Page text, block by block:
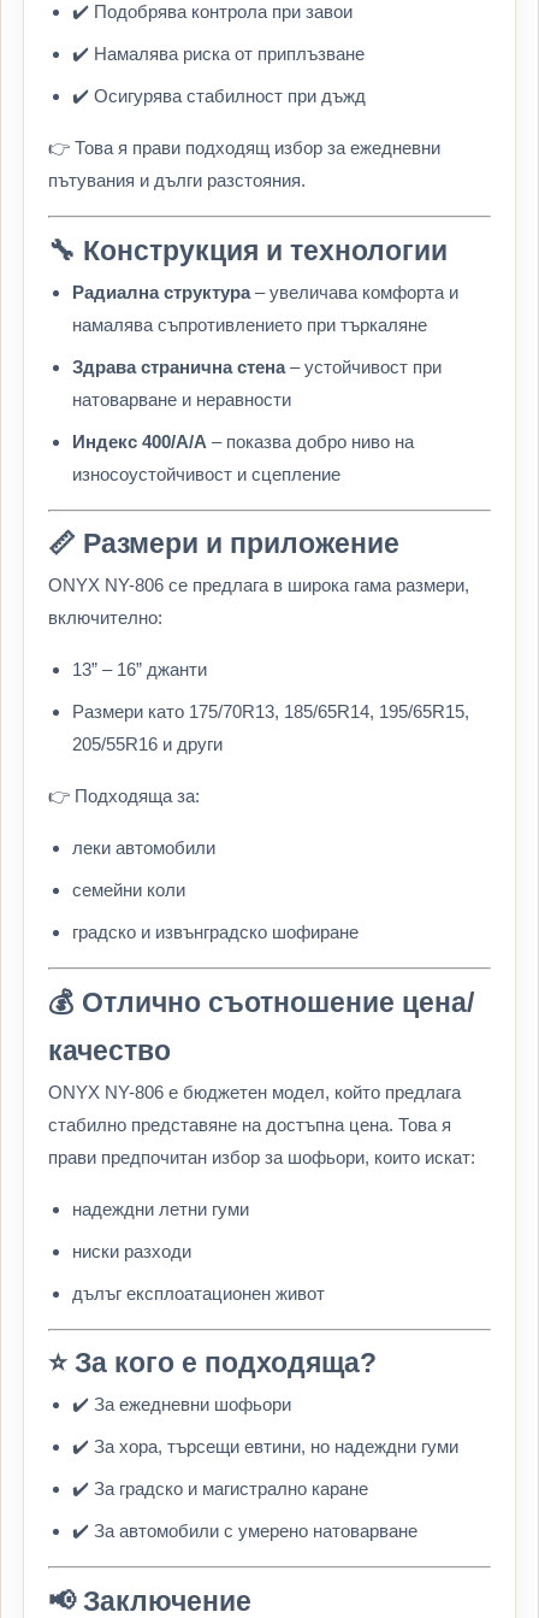
✔️ Подобрява контрола при завои
✔️ Намалява риска от приплъзване
✔️ Осигурява стабилност при дъжд
👉 Това я прави подходящ избор за ежедневни
пътувания и дълги разстояния.
🔧 Конструкция и технологии
Радиална структура– увеличава комфорта и
намалява съпротивлението при търкаляне
Здрава странична стена– устойчивост при
натоварване и неравности
Индекс 400/A/A – показва добро ниво на
износоустойчивост и сцепление
📏 Размери и приложение
ONYX NY-806 се предлага в широка гама размери,
включително:
13” – 16” джанти
Размери като 175/70R13, 185/65R14, 195/65R15,
205/55R16 и други
👉 Подходяща за:
леки автомобили
семейни коли
градско и извънградско шофиране
💰 Отлично съотношение цена/
качество
ONYX NY-806 е бюджетен модел, който предлага
стабилно представяне на достъпна цена. Това я
прави предпочитан избор за шофьори, които искат:
надеждни летни гуми
ниски разходи
дълъг експлоатационен живот
⭐ За кого е подходяща?
✔️ За ежедневни шофьори
✔️ За хора, търсещи евтини, но надеждни гуми
✔️ За градско и магистрално каране
✔️ За автомобили с умерено натоварване
📢 Заключение